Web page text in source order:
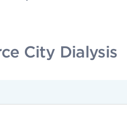
City Dialysis